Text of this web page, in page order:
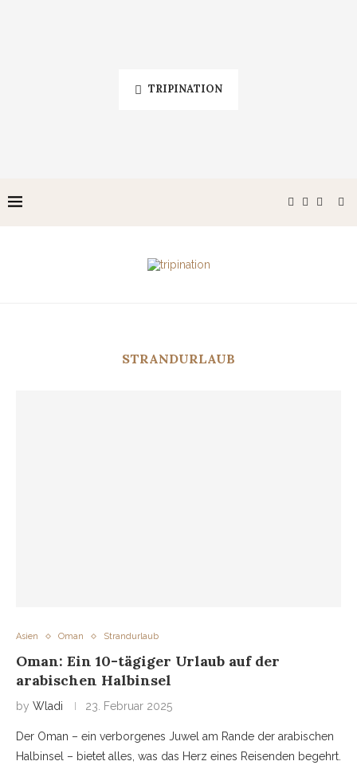
TRIPINATION
STRANDURLAUB
Asien Oman Strandurlaub
Oman: Ein 10-tägiger Urlaub auf der
arabischen Halbinsel
by Wladi 23. Februar 2025
Der Oman – ein verborgenes Juwel am Rande der arabischen
Halbinsel – bietet alles, was das Herz eines Reisenden begehrt.